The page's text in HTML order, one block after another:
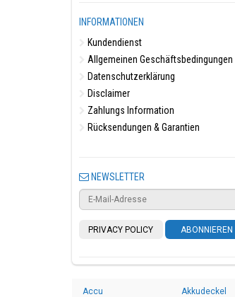
INFORMATIONEN
Kundendienst
Allgemeinen Geschäftsbedingungen
Datenschutzerklärung
Disclaimer
Zahlungs Information
Rücksendungen & Garantien
NEWSLETTER
PRIVACY POLICY ABONNIEREN
Accu
Akkudeckel